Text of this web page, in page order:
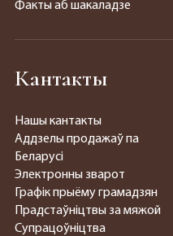
Факты аб шакаладзе
Кантакты
Нашы кантакты
Аддзелы продажаў па
Беларусі
Электронны зварот
Графік прыёму грамадзян
Прадстаўніцтвы за мяжой
Супрацоўніцтва